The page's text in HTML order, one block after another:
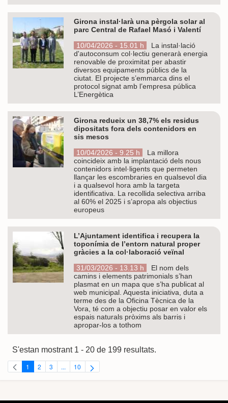
Girona instal·larà una pèrgola solar al
parc Central de Rafael Masó i Valentí
10/04/2026 - 15.01 h
La instal·lació
d'autoconsum col·lectiu generarà energia
renovable de proximitat per abastir
diversos equipaments públics de la
ciutat. El projecte s’emmarca dins el
protocol signat amb l’empresa pública
L’Energètica
Girona redueix un 38,7% els residus
dipositats fora dels contenidors en
sis mesos
10/04/2026 - 9.25 h
La millora
coincideix amb la implantació dels nous
contenidors intel·ligents que permeten
llançar les escombraries en qualsevol dia
i a qualsevol hora amb la targeta
identificativa. La recollida selectiva arriba
al 60% el 2025 i s’apropa als objectius
europeus
L’Ajuntament identifica i recupera la
toponímia de l’entorn natural proper
gràcies a la col·laboració veïnal
31/03/2026 - 13.13 h
El nom dels
camins i elements patrimonials s’han
plasmat en un mapa que s’ha publicat al
web municipal. Aquesta iniciativa, duta a
terme des de la Oficina Tècnica de la
Vora, té com a objectiu posar en valor els
espais naturals pròxims als barris i
apropar-los a tothom
S'estan mostrant 1 - 20 de 199 resultats.
Pàgina
1 Pàgina
2 Pàgina
3 ...Pàgines intermèdies Utilitzeu TAB per navegar.
Pàgina
10